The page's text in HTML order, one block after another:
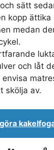
sätt
kopp
medan
och låt
skölja av.